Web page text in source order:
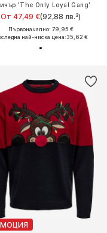
'The Only Loyal Gang'
От 47,49 €(92,88 лв.³)
Първоначално: 79,95 €
най-ниска цена:35,62 €